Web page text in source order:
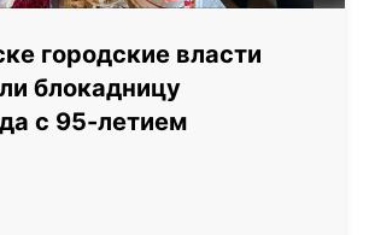
городские власти
блокадницу
с 95-летием